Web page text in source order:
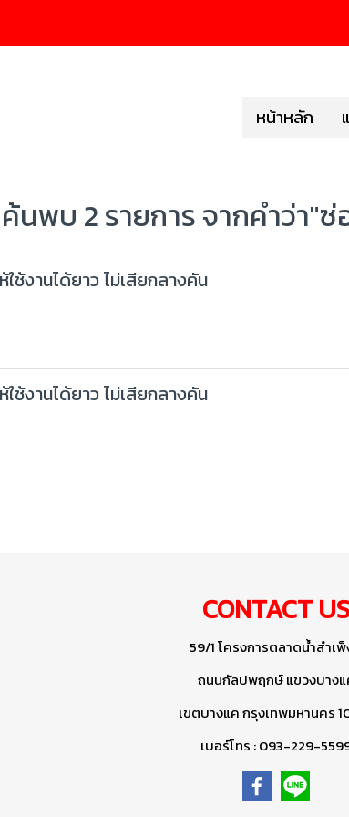
หน้าหลัก
ค้นพบ 2 รายการ จากคำว่า"
ช้งานได้ยาว ไม่เสียกลางคัน
ช้งานได้ยาว ไม่เสียกลางคัน
CONTACT US
59/1 โครงการตลาดน้ำสำเพ็
ถนนกัลปพฤกษ์ แขวงบาง
เขตบางแค กรุงเทพมหานคร
เบอร์โทร : 093-229-